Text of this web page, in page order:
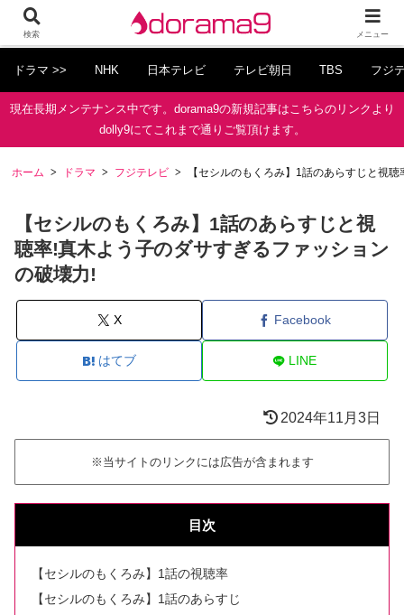
ドラマ >> NHK 日本テレビ テレビ朝日 TBS フジ
現在長期メンテナンス中です。dorama9の新規記事はこちらのリンクより
dolly9にてこれまで通りご覧頂けます。
ホーム ドラマ フジテレビ 【セシルのもくろみ】1話のあらすじと視
【セシルのもくろみ】1話のあらすじと視
聴率!真木よう子のダサすぎるファッション
の破壊力!
X Facebook
はてブ LINE
2024年11月3日
※当サイトのリンクには広告が含まれます
目次
【セシルのもくろみ】1話の視聴率
【セシルのもくろみ】1話のあらすじ
検索 メニュー